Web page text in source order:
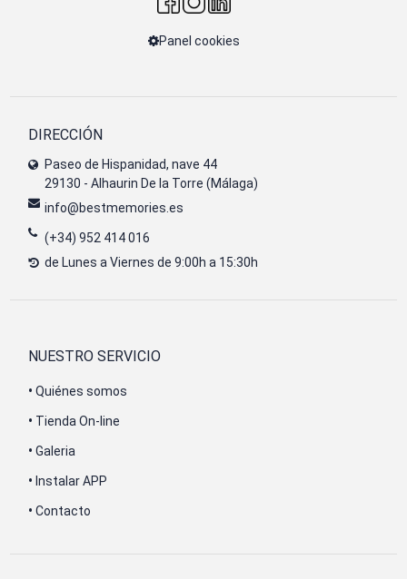
Panel cookies
DIRECCIÓN
Paseo de Hispanidad, nave 44
29130 - Alhaurin De la Torre (Málaga)
info@bestmemories.es
(+34) 952 414 016
de Lunes a Viernes de 9:00h a 15:30h
NUESTRO SERVICIO
• Quiénes somos
• Tienda On-line
• Galeria
• Instalar APP
• Contacto